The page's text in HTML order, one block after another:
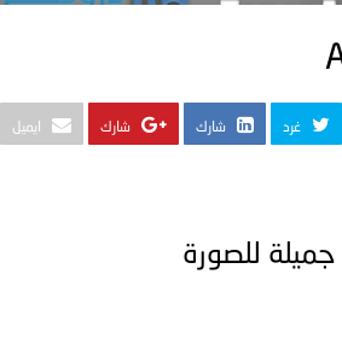
غرد شارك شارك ايميل
جميلة للصورة